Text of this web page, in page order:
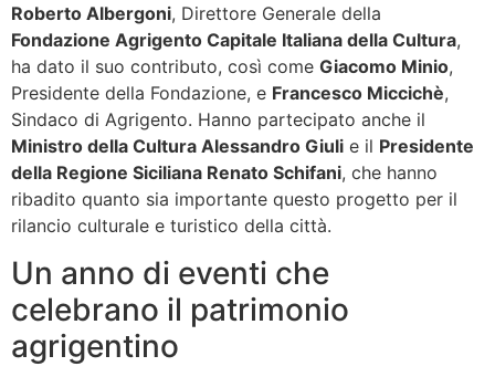
Roberto Albergoni, Direttore Generale della
Fondazione Agrigento Capitale Italiana della Cultura,
ha dato il suo contributo, così come Giacomo Minio,
Presidente della Fondazione, e Francesco Miccichè,
Sindaco di Agrigento. Hanno partecipato anche il
Ministro della Cultura Alessandro Giuli e il Presidente
della Regione Siciliana Renato Schifani, che hanno
ribadito quanto sia importante questo progetto per il
rilancio culturale e turistico della città.
Un anno di eventi che
celebrano il patrimonio
agrigentino